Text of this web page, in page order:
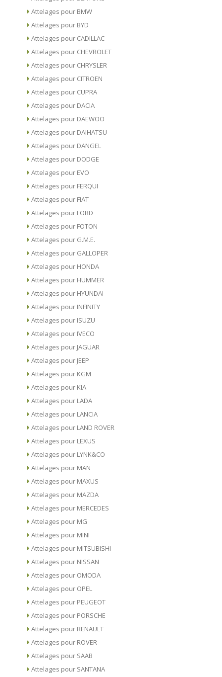
Attelages pour BMW
Attelages pour BYD
Attelages pour CADILLAC
Attelages pour CHEVROLET
Attelages pour CHRYSLER
Attelages pour CITROEN
Attelages pour CUPRA
Attelages pour DACIA
Attelages pour DAEWOO
Attelages pour DAIHATSU
Attelages pour DANGEL
Attelages pour DODGE
Attelages pour EVO
Attelages pour FERQUI
Attelages pour FIAT
Attelages pour FORD
Attelages pour FOTON
Attelages pour G.M.E.
Attelages pour GALLOPER
Attelages pour HONDA
Attelages pour HUMMER
Attelages pour HYUNDAI
Attelages pour INFINITY
Attelages pour ISUZU
Attelages pour IVECO
Attelages pour JAGUAR
Attelages pour JEEP
Attelages pour KGM
Attelages pour KIA
Attelages pour LADA
Attelages pour LANCIA
Attelages pour LAND ROVER
Attelages pour LEXUS
Attelages pour LYNK&CO
Attelages pour MAN
Attelages pour MAXUS
Attelages pour MAZDA
Attelages pour MERCEDES
Attelages pour MG
Attelages pour MINI
Attelages pour MITSUBISHI
Attelages pour NISSAN
Attelages pour OMODA
Attelages pour OPEL
Attelages pour PEUGEOT
Attelages pour PORSCHE
Attelages pour RENAULT
Attelages pour ROVER
Attelages pour SAAB
Attelages pour SANTANA